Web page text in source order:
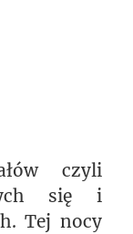
czyli
się i
Tej nocy